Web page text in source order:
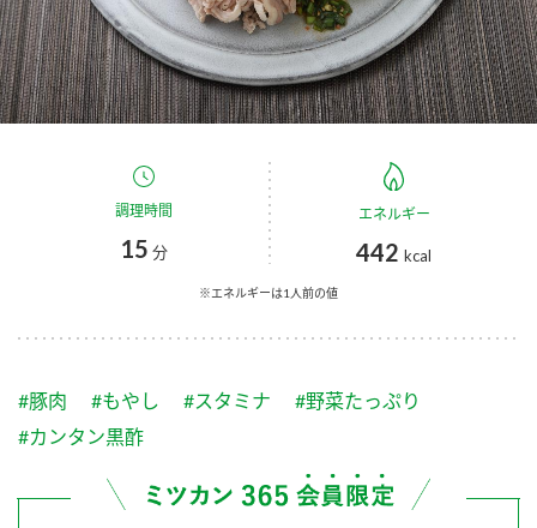
みりん風・料理酒 鍋用調味料
つゆ たれ
スープ 中華
ふりかけ おすしの素
炊き込みご飯の素 米飯用調味液
商品ブランドサイト
Fibee（ファイビー）
くらしプラ酢
お酢ドリンク
つゆ
納豆のサイト
三ツ判山吹
企業情報
国内事業概要
企業理念
ミツカンの歴史
ミツカンを知る
環境への取り組み
お客様相談センター
お客様の声をいかしました
調理時間
15 分
エネルギー
442 kcal
※エネルギーは1人前の値
#豚肉 #もやし #スタミナ
#野菜たっぷり
#カンタン黒酢